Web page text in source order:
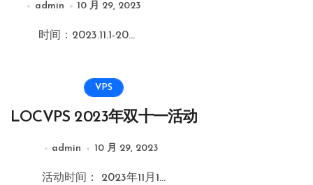
admin 10 月 29, 2023
时间：2023.11.1-20...
VPS
LOCVPS 2023年双十一活动
admin 10 月 29, 2023
活动时间： 2023年11月1...